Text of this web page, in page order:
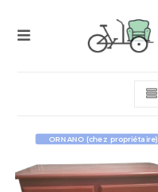
ORNANO (chez propriétaire)